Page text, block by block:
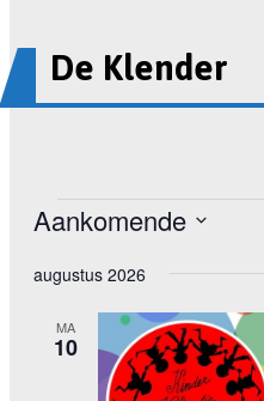
De Klender